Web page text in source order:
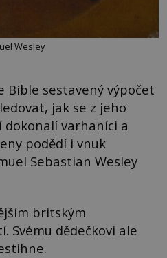
Wesley
Bible sestavený výpočet
jak se z jeho
dokonalí varhaníci a
podědí i vnuk
Sebastian Wesley
britským
Svému dědečkovi ale